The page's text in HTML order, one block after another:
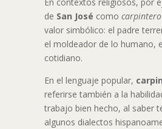
En contextos religiosos, por
de San José como carpintero
valor simbólico: el padre
el moldeador de lo humano,
cotidiano.
En el lenguaje popular,
referirse también a la
trabajo bien hecho, al saber
algunos dialectos